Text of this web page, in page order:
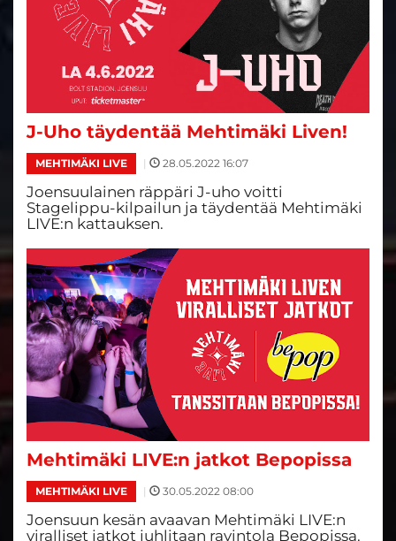
J-Uho täydentää Mehtimäki Liven!
MEHTIMÄKI LIVE | 28.05.2022 16:07
Joensuulainen räppäri J-uho voitti
Stagelippu-kilpailun ja täydentää Mehtimäki
LIVE:n kattauksen.
Mehtimäki LIVE:n jatkot Bepopissa
MEHTIMÄKI LIVE | 30.05.2022 08:00
Joensuun kesän avaavan Mehtimäki LIVE:n
viralliset jatkot juhlitaan ravintola Bepopissa.